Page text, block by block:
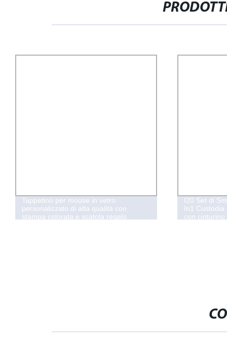
Tappetino per mouse in vetro
personalizzato di alta qualità con
stampa colorata e scatola regalo
I20 Set di
In1
con